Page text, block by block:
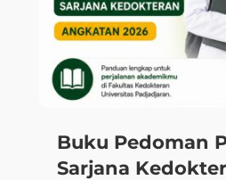
Buku Pedoman
Sarjana